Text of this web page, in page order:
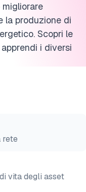
la produzione di
Scopri le
i diversi
rete
vita degli asset